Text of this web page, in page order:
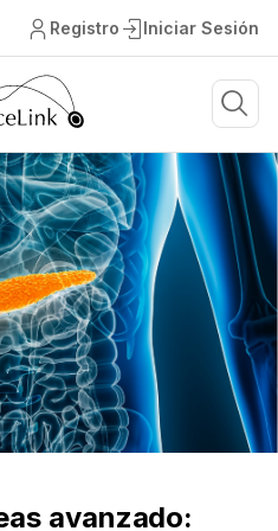
Registro Iniciar Sesión
avanzado: